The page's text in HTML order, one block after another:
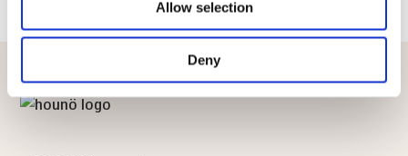
Allow selection
Deny